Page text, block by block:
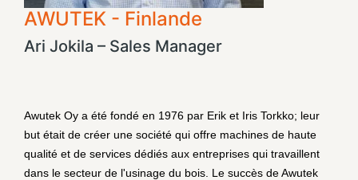
AWUTEK - Finlande
Ari Jokila – Sales Manager
Awutek Oy a été fondé en 1976 par Erik et Iris Torkko; leur
but était de créer une société qui offre machines de haute
qualité et de services dédiés aux entreprises qui travaillent
dans le secteur de l'usinage du bois. Le succès de Awutek